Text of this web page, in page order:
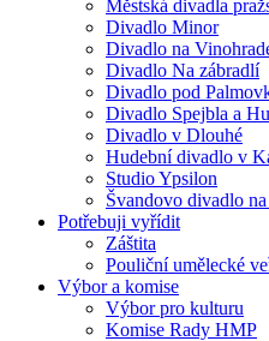
Městská divadla
Divadlo Minor
Divadlo na
Divadlo Na zábradlí
Divadlo pod
Divadlo Spejbla a
Divadlo v Dlouhé
Hudební divadlo v
Studio Ypsilon
Švandovo divadlo
Potřebuji vyřídit
Záštita
Pouliční umělecké
Výbor a komise
Výbor pro kulturu
Komise Rady HMP